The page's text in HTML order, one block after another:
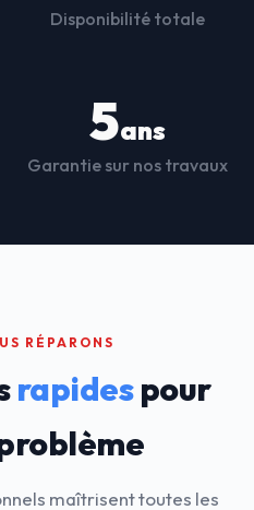
Disponibilité totale
5ans
Garantie sur nos travaux
RÉPARONS
rapidespour
maîtrisent toutes les